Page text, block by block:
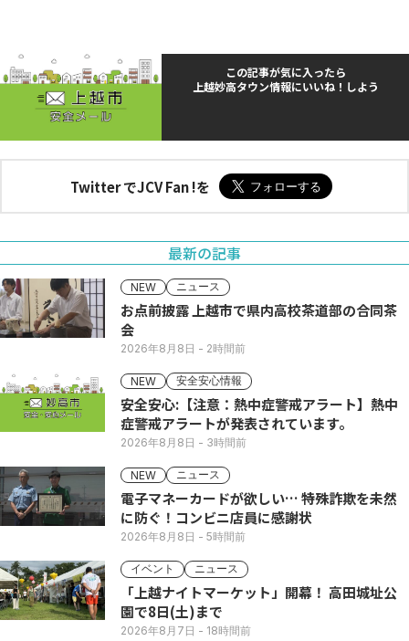
この記事が気に入ったら
上越妙高タウン情報にいいね！しよう
Twitter でJCV Fan !を
最新の記事
NEW ニュース
お点前披露 上越市で県内高校茶道部の合同茶
会
2026年8月8日 - 2時間前
NEW 安全安心情報
安全安心:【注意：熱中症警戒アラート】熱中
症警戒アラートが発表されています。
2026年8月8日 - 3時間前
NEW ニュース
電子マネーカードが欲しい… 特殊詐欺を未然
に防ぐ！コンビニ店員に感謝状
2026年8月8日 - 5時間前
イベント ニュース
「上越ナイトマーケット」開幕！ 高田城址公
園で8日(土)まで
2026年8月7日 - 18時間前